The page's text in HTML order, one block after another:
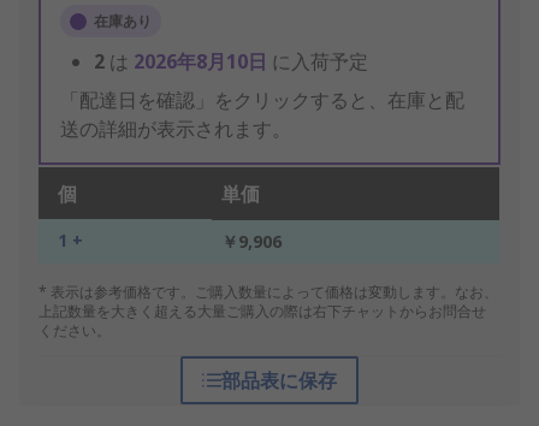
在庫あり
2 は 2026年8月10日 に入荷予定
「配達日を確認」をクリックすると、在庫と配
送の詳細が表示されます。
個 単価
1 + ￥9,906
* 表示は参考価格です。ご購入数量によって価格は変動します。なお、
上記数量を大きく超える大量ご購入の際は右下チャットからお問合せ
ください。
部品表に保存